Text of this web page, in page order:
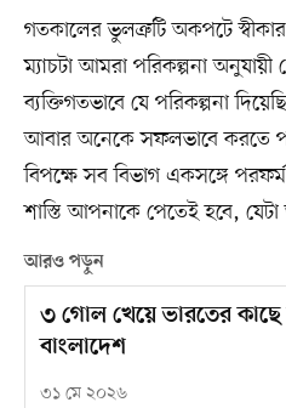
গতকালের ভুলত্রুটি অকপটে
ম্যাচটা আমরা পরিকল্পনা
ব্যক্তিগতভাবে যে পরিকল্পনা
আবার অনেকে সফলভাবে করতে
বিপক্ষে সব বিভাগ একসঙ্গে
শাস্তি আপনাকে পেতেই হবে,
আরও পড়ুন
৩ গোল খেয়ে ভারতের কাছে
বাংলাদেশ
৩১ মে ২০২৬